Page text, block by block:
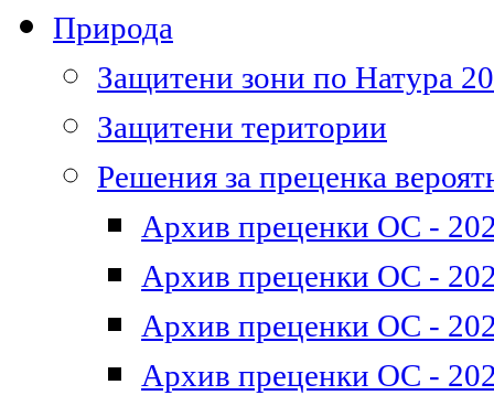
Природа
Защитени зони по Натура
Защитени територии
Решения за преценка
Архив преценки ОС -
Архив преценки ОС -
Архив преценки ОС -
Архив преценки ОС -